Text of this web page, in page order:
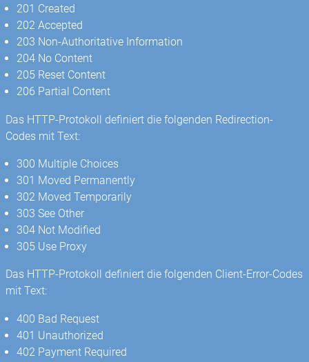
201 Created
202 Accepted
203 Non-Authoritative Information
204 No Content
205 Reset Content
206 Partial Content
Das HTTP-Protokoll definiert die folgenden Redirection-
Codes mit Text:
300 Multiple Choices
301 Moved Permanently
302 Moved Temporarily
303 See Other
304 Not Modified
305 Use Proxy
Das HTTP-Protokoll definiert die folgenden Client-Error-Codes
mit Text:
400 Bad Request
401 Unauthorized
402 Payment Required